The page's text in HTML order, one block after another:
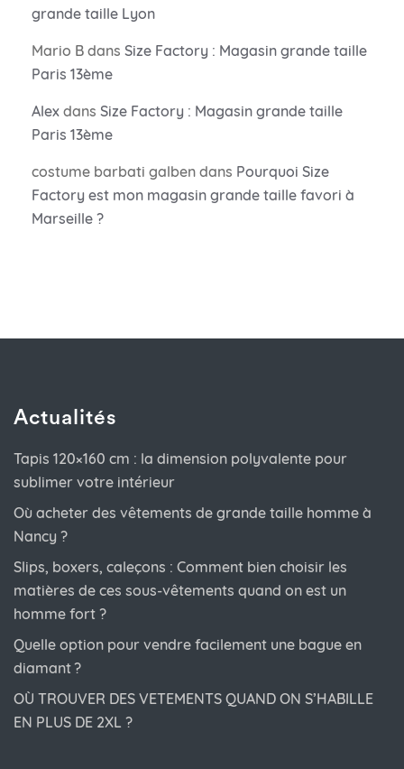
grande taille Lyon
Mario B dans Size Factory : Magasin grande taille
Paris 13ème
Alex dans Size Factory : Magasin grande taille
Paris 13ème
costume barbati galben dans Pourquoi Size
Factory est mon magasin grande taille favori à
Marseille ?
Actualités
Tapis 120×160 cm : la dimension polyvalente pour
sublimer votre intérieur
Où acheter des vêtements de grande taille homme à
Nancy ?
Slips, boxers, caleçons : Comment bien choisir les
matières de ces sous-vêtements quand on est un
homme fort ?
Quelle option pour vendre facilement une bague en
diamant ?
OÙ TROUVER DES VETEMENTS QUAND ON S’HABILLE
EN PLUS DE 2XL ?